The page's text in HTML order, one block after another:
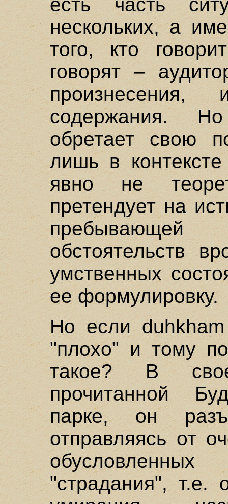
нескольких, а
того, кто
говорят –
содержания.
обретает свою
лишь в
явно не
претендует на
пребывающей
обстоятельств
умственных
ее формулировку.
Но если
"плохо" и тому
такое? В
прочитанной
парке, он
отправляясь от
обусловленных
"страдания", т.е.